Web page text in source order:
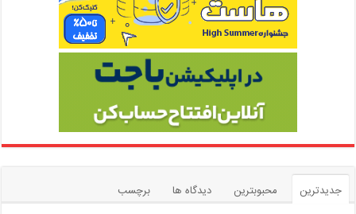
جدیدترین محبوبترین دیدگاه ها
برچسب